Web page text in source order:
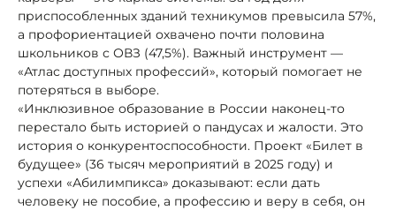
приспособленных зданий техникумов превысила 57%,
а профориентацией охвачено почти половина
школьников с ОВЗ (47,5%). Важный инструмент —
«Атлас доступных профессий», который помогает не
потеряться в выборе.
«Инклюзивное образование в России наконец-то
перестало быть историей о пандусах и жалости. Это
история о конкурентоспособности. Проект «Билет в
будущее» (36 тысяч мероприятий в 2025 году) и
успехи «Абилимпикса» доказывают: если дать
человеку не пособие, а профессию и веру в себя, он